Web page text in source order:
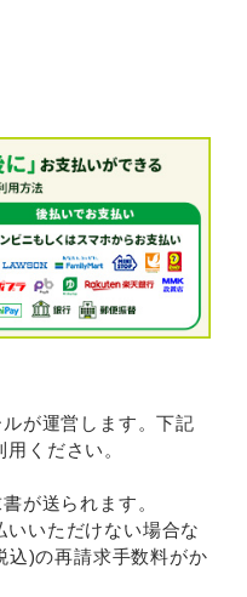
が運営します。下記
ください。
が送られます。
いいただけない場合な
込)の再請求手数料がか